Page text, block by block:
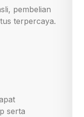
pembelian
terpercaya.
serta